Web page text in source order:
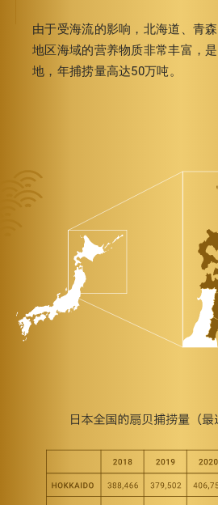
由于受海流的影响，北海道、青
地区海域的营养物质非常丰富，
地，年捕捞量高达50万吨。